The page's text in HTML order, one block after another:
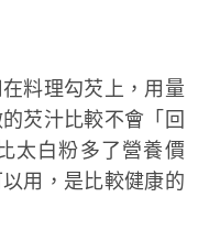
料理勾芡上，用量
芡汁比較不會「回
太白粉多了營養價
用，是比較健康的